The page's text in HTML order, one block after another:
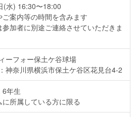
(水) 16:30〜18:00
ご案内等の時間を含みます
参加者に別途ご連絡させていただきま
ーフォー保土ケ谷球場
神奈川県横浜市保土ケ谷区花見台4‐2
6年生
に所属している方に限る